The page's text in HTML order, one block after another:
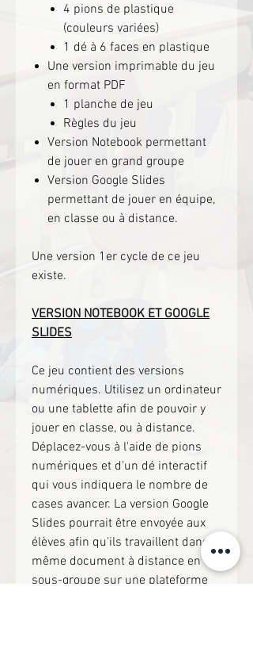
4 pions de plastique
(couleurs variées)
1 dé à 6 faces en plastique
Une version imprimable du jeu
en format PDF
1 planche de jeu
Règles du jeu
Version Notebook permettant
de jouer en grand groupe
Version Google Slides
permettant de jouer en équipe,
en classe ou à distance.
Une version 1er cycle de ce jeu
existe.
VERSION NOTEBOOK ET GOOGLE
SLIDES
Ce jeu contient des versions
numériques. Utilisez un ordinateur
ou une tablette afin de pouvoir y
jouer en classe, ou à distance.
Déplacez-vous à l'aide de pions
numériques et d'un dé interactif
qui vous indiquera le nombre de
cases avancer. La version Google
Slides pourrait être envoyée aux
élèves afin qu'ils travaillent dans le
même document à distance en
sous-groupe sur une plateforme